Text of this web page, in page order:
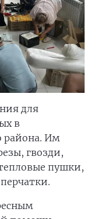
для
в
района. Им
гвозди,
пушки,